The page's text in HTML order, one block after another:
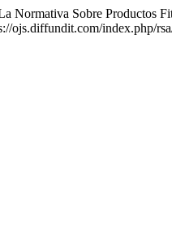
Normativa Sobre Productos
ojs.diffundit.com/index.php/